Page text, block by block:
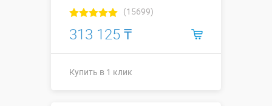
(15699)
313 125 ₸
Купить в 1 клик